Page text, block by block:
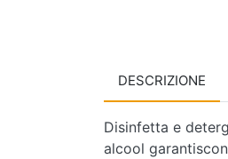
DESCRIZIONE
Disinfetta e
alcool